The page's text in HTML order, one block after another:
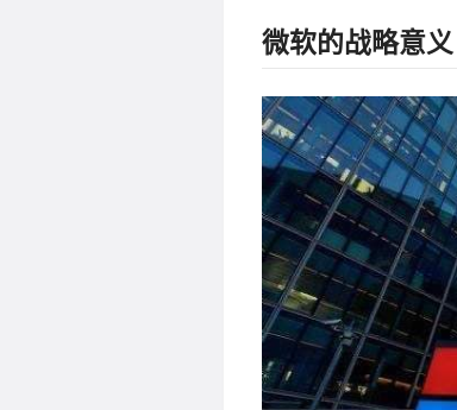
微软的战略意义